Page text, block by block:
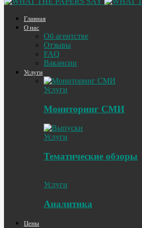
Главная
О нас
Об агентстве
Отзывы
FAQ
Вакансии
Услуги
Услуги
Мониторинг СМИ
Услуги
Тематические обзоры
Услуги
Аналитика
Цены